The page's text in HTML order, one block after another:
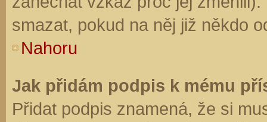
smazat, pokud na něj již někdo
Nahoru
Jak přidám podpis k mému
Přidat podpis znamená, že si